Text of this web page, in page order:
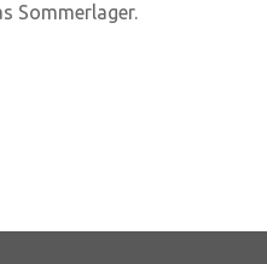
Sommerlager.